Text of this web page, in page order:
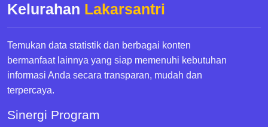
Kelurahan Lakarsantri
Temukan data statistik dan berbagai konten
bermanfaat lainnya yang siap memenuhi kebutuhan
informasi Anda secara transparan, mudah dan
terpercaya.
Sinergi Program